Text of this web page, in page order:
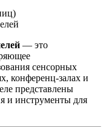
— это
сенсорных
конференц-залах и
представлены
и инструменты для